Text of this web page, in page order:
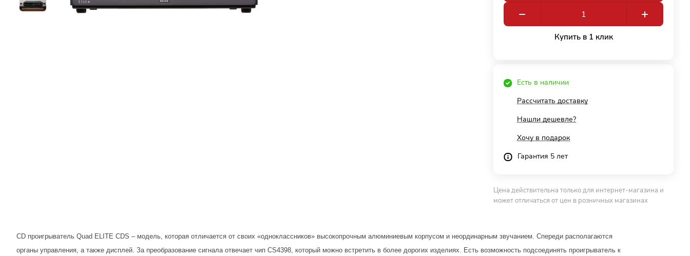
Купить в 1 клик
Есть в наличии
Рассчитать доставку
Нашли дешевле?
Хочу в подарок
Гарантия 5 лет
Цена действительна только для интернет-магазина и
может отличаться от цен в розничных магазинах
CD проигрыватель Quad ELITE CDS – модель, которая отличается от своих «одноклассников» высокопрочным алюминиевым корпусом и неординарным звучанием. Спереди располагаются
органы управления, а также дисплей. За преобразование сигнала отвечает чип CS4398, который можно встретить в более дорогих изделиях. Есть возможность подсоединять проигрыватель к